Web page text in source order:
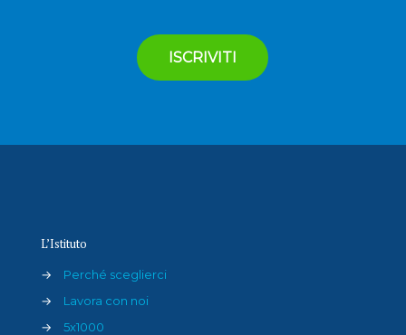
L’Istituto
→
Perché sceglierci
→
Lavora con noi
→
5x1000